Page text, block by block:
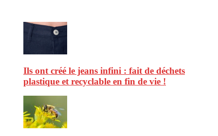
Ils ont créé le jeans infini : fait de déchets
plastique et recyclable en fin de vie !